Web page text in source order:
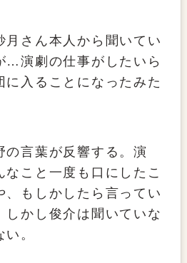
月さん本人から聞いてい
…演劇の仕事がしたいら
入ることになったみた
の言葉が反響する。演
なこと一度も口にしたこ
、もしかしたら言ってい
しかし俊介は聞いていな
。